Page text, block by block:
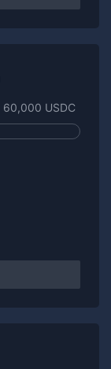
60,000 USDC